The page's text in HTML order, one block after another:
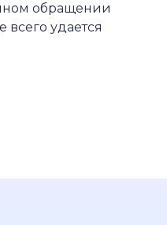
обращении
удается